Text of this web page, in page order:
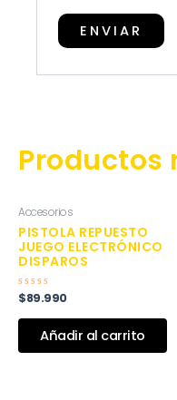
Productos
Accesorios
PISTOLA REPUESTO
JUEGO ELECTRÓNICO
DISPAROS
Valorado
0
$89.990
Añadir al carrito